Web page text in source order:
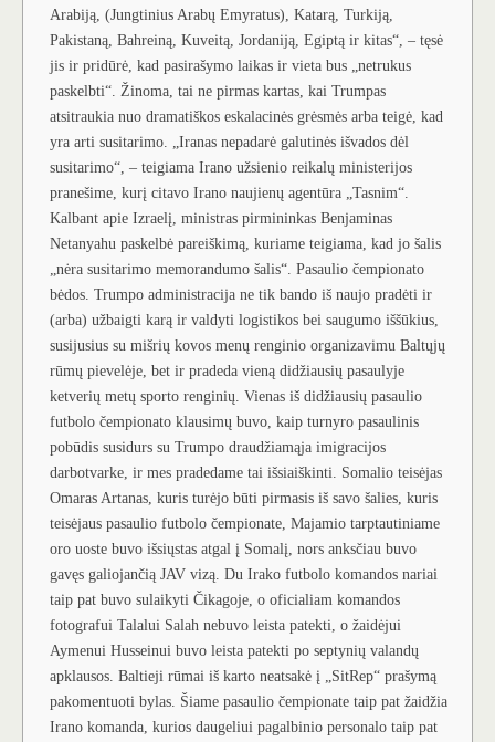
Arabiją, (Jungtinius Arabų Emyratus), Katarą, Turkiją,
Pakistaną, Bahreiną, Kuveitą, Jordaniją, Egiptą ir kitas“, – tęsė
jis ir pridūrė, kad pasirašymo laikas ir vieta bus „netrukus
paskelbti“. Žinoma, tai ne pirmas kartas, kai Trumpas
atsitraukia nuo dramatiškos eskalacinės grėsmės arba teigė, kad
yra arti susitarimo. „Iranas nepadarė galutinės išvados dėl
susitarimo“, – teigiama Irano užsienio reikalų ministerijos
pranešime, kurį citavo Irano naujienų agentūra „Tasnim“.
Kalbant apie Izraelį, ministras pirmininkas Benjaminas
Netanyahu paskelbė pareiškimą, kuriame teigiama, kad jo šalis
„nėra susitarimo memorandumo šalis“. Pasaulio čempionato
bėdos. Trumpo administracija ne tik bando iš naujo pradėti ir
(arba) užbaigti karą ir valdyti logistikos bei saugumo iššūkius,
susijusius su mišrių kovos menų renginio organizavimu Baltųjų
rūmų pievelėje, bet ir pradeda vieną didžiausių pasaulyje
ketverių metų sporto renginių. Vienas iš didžiausių pasaulio
futbolo čempionato klausimų buvo, kaip turnyro pasaulinis
pobūdis susidurs su Trumpo draudžiamąja imigracijos
darbotvarke, ir mes pradedame tai išsiaiškinti. Somalio teisėjas
Omaras Artanas, kuris turėjo būti pirmasis iš savo šalies, kuris
teisėjaus pasaulio futbolo čempionate, Majamio tarptautiniame
oro uoste buvo išsiųstas atgal į Somalį, nors anksčiau buvo
gavęs galiojančią JAV vizą. Du Irako futbolo komandos nariai
taip pat buvo sulaikyti Čikagoje, o oficialiam komandos
fotografui Talalui Salah nebuvo leista patekti, o žaidėjui
Aymenui Husseinui buvo leista patekti po septynių valandų
apklausos. Baltieji rūmai iš karto neatsakė į „SitRep“ prašymą
pakomentuoti bylas. Šiame pasaulio čempionate taip pat žaidžia
Irano komanda, kurios daugeliui pagalbinio personalo taip pat